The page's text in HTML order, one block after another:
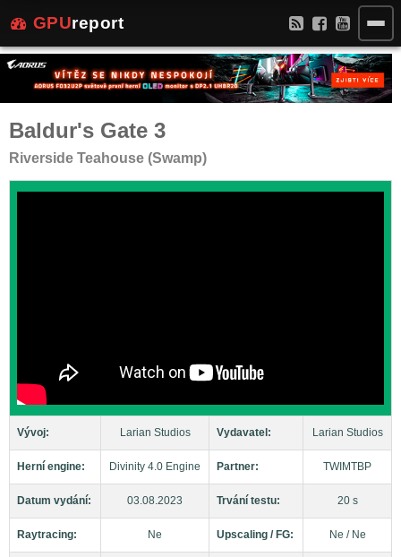
GPUreport
Baldur's Gate 3
Riverside Teahouse (Swamp)
Vývoj: Larian Studios Vydavatel: Larian Studios
Herní engine: Divinity 4.0 Engine Partner: TWIMTBP
Datum vydání: 03.08.2023 Trvání testu: 20 s
Raytracing: Ne Upscaling / FG: Ne / Ne